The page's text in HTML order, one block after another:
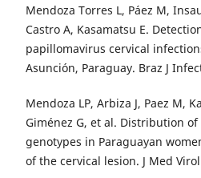
Mendoza Torres L, Páez M,
Castro A, Kasamatsu E.
papillomavirus cervical
Asunción, Paraguay. Braz J
Mendoza LP, Arbiza J, Paez M,
Giménez G, et al. Distribution
genotypes in Paraguayan
of the cervical lesion. J Med